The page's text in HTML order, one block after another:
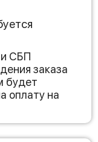
СБП
заказа
будет
оплату на